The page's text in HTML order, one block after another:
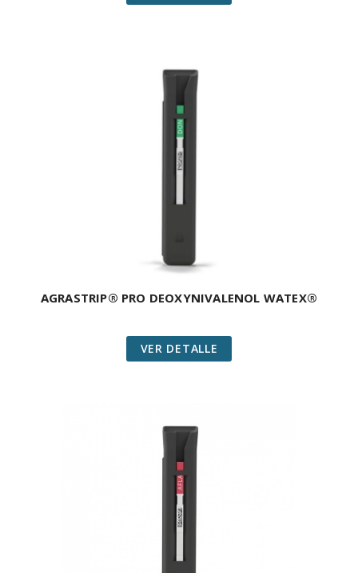
AGRASTRIP® PRO DEOXYNIVALENOL WATEX®
VER DETALLE